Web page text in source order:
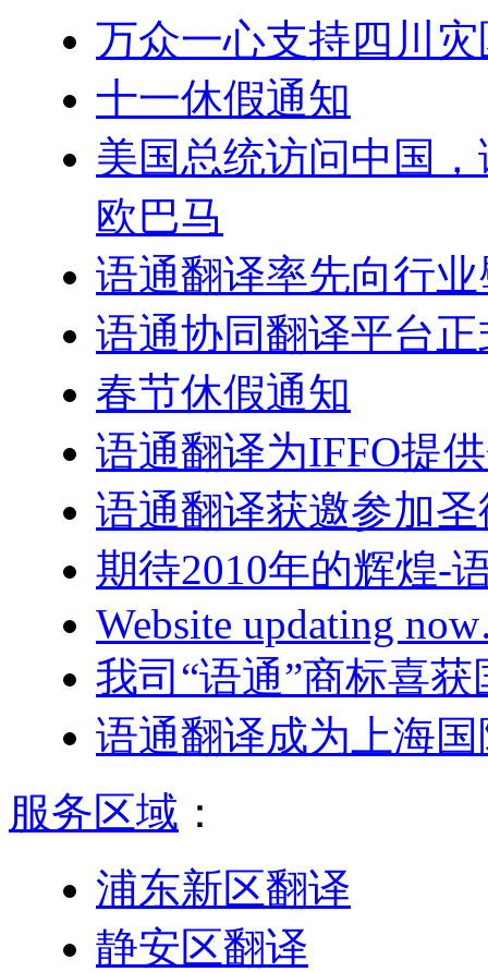
万众一心支持四川
十一休假通知
美国总统访问中国
欧巴马
语通翻译率先向行
语通协同翻译平台
春节休假通知
语通翻译为IFFO提
语通翻译获邀参加
期待2010年的辉煌-
Website updating
我司“语通”商标喜
语通翻译成为上海
服务区域 ：
浦东新区翻译
静安区翻译